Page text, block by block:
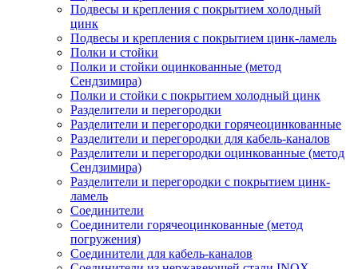
Подвесы и крепления с покрытием холодный
цинк
Подвесы и крепления с покрытием цинк-ламель
Полки и стойки
Полки и стойки оцинкованные (метод
Сендзимира)
Полки и стойки с покрытием холодный цинк
Разделители и перегородки
Разделители и перегородки горячеоцинкованные
Разделители и перегородки для кабель-каналов
Разделители и перегородки оцинкованные (метод
Сендзимира)
Разделители и перегородки с покрытием цинк-
ламель
Соединители
Соединители горячеоцинкованные (метод
погружения)
Соединители для кабель-каналов